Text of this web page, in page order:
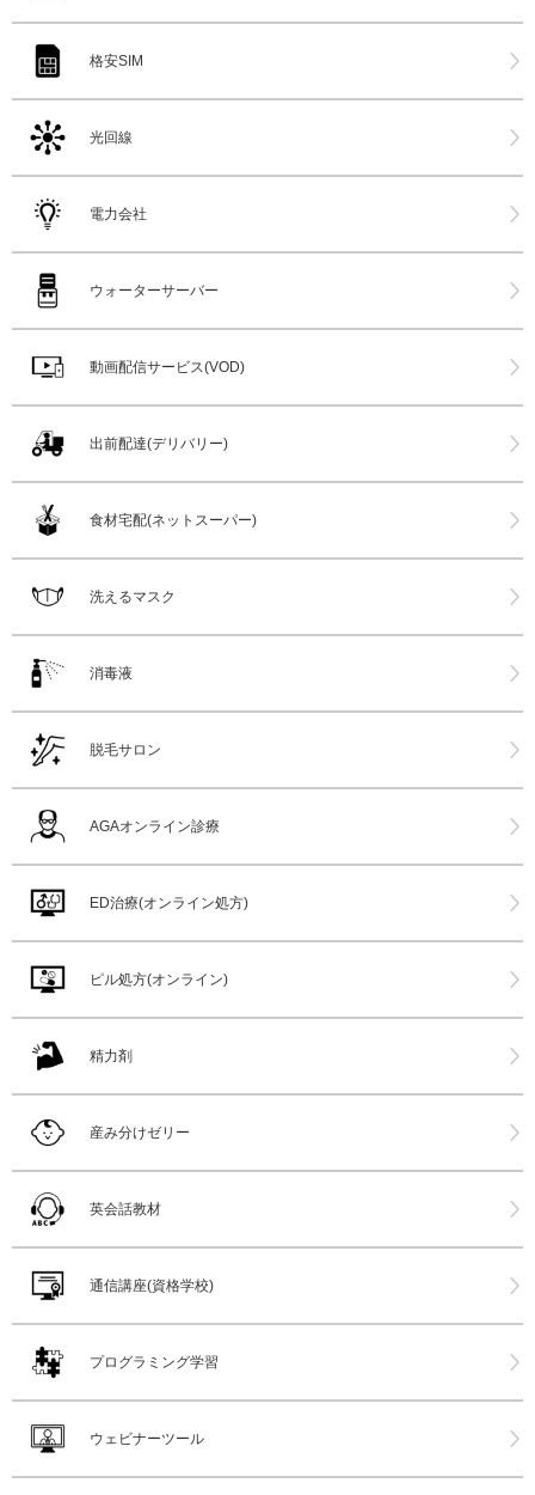
格安SIM
光回線
電力会社
ウォーターサーバー
動画配信サービス(VOD)
出前配達(デリバリー)
食材宅配(ネットスーパー)
洗えるマスク
消毒液
脱毛サロン
AGAオンライン診療
ED治療(オンライン処方)
ピル処方(オンライン)
精力剤
産み分けゼリー
英会話教材
通信講座(資格学校)
プログラミング学習
ウェビナーツール